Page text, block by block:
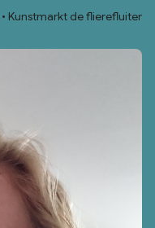
Kunstmarkt de flierefluiter